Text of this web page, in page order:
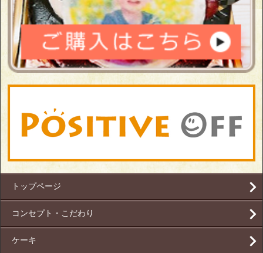
トップページ
コンセプト・こだわり
ケーキ